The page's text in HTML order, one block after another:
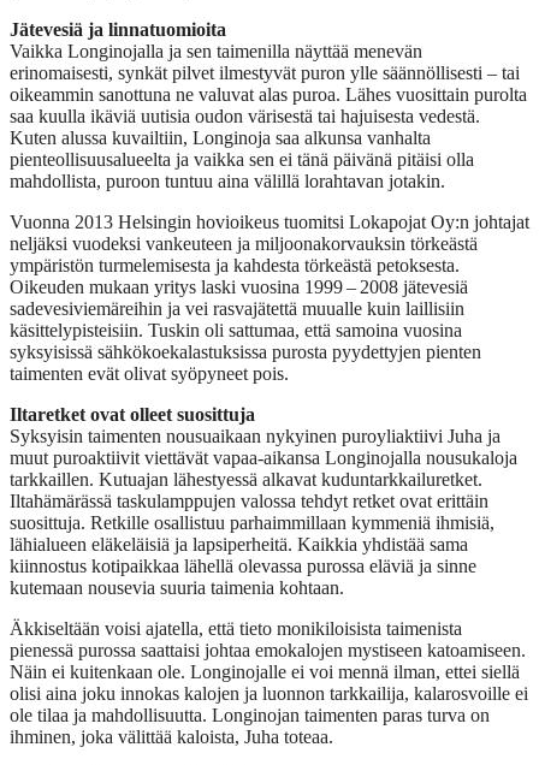
Jätevesiä ja linnatuomioita
Vaikka Longinojalla ja sen taimenilla näyttää menevän
erinomaisesti, synkät pilvet ilmestyvät puron ylle säännöllisesti – tai
oikeammin sanottuna ne valuvat alas puroa. Lähes vuosittain purolta
saa kuulla ikäviä uutisia oudon värisestä tai hajuisesta vedestä.
Kuten alussa kuvailtiin, Longinoja saa alkunsa vanhalta
pienteollisuusalueelta ja vaikka sen ei tänä päivänä pitäisi olla
mahdollista, puroon tuntuu aina välillä lorahtavan jotakin.
Vuonna 2013 Helsingin hovioikeus tuomitsi Lokapojat Oy:n johtajat
neljäksi vuodeksi vankeuteen ja miljoonakorvauksin törkeästä
ympäristön turmelemisesta ja kahdesta törkeästä petoksesta.
Oikeuden mukaan yritys laski vuosina 1999 – 2008 jätevesiä
sadevesiviemäreihin ja vei rasvajätettä muualle kuin laillisiin
käsittelypisteisiin. Tuskin oli sattumaa, että samoina vuosina
syksyisissä sähkökoekalastuksissa purosta pyydettyjen pienten
taimenten evät olivat syöpyneet pois.
Iltaretket ovat olleet suosittuja
Syksyisin taimenten nousuaikaan nykyinen puroyliaktiivi Juha ja
muut puroaktiivit viettävät vapaa-aikansa Longinojalla nousukaloja
tarkkaillen. Kutuajan lähestyessä alkavat kuduntarkkailuretket.
Iltahämärässä taskulamppujen valossa tehdyt retket ovat erittäin
suosittuja. Retkille osallistuu parhaimmillaan kymmeniä ihmisiä,
lähialueen eläkeläisiä ja lapsiperheitä. Kaikkia yhdistää sama
kiinnostus kotipaikkaa lähellä olevassa purossa eläviä ja sinne
kutemaan nousevia suuria taimenia kohtaan.
Äkkiseltään voisi ajatella, että tieto monikiloisista taimenista
pienessä purossa saattaisi johtaa emokalojen mystiseen katoamiseen.
Näin ei kuitenkaan ole. Longinojalle ei voi mennä ilman, ettei siellä
olisi aina joku innokas kalojen ja luonnon tarkkailija, kalarosvoille ei
ole tilaa ja mahdollisuutta. Longinojan taimenten paras turva on
ihminen, joka välittää kaloista, Juha toteaa.